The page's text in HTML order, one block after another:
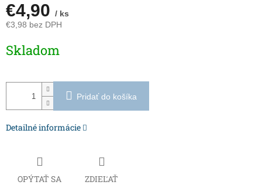
€4,90 / ks
€3,98 bez DPH
cena:
Skladom
Pridať do košíka
Detailné informácie
OPÝTAŤ SA ZDIEĽAŤ